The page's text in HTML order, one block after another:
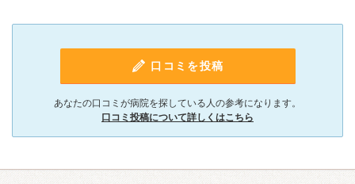
口コミを投稿
あなたの口コミが病院を探している人の参考になります。
口コミ投稿について詳しくはこちら